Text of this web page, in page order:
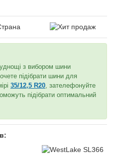
з вибором шини
підібрати шини для
35/12,5 R20 , зателефонуйте
підібрати оптимальний